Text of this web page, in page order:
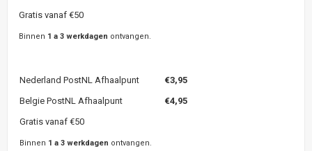
Gratis vanaf €50
Binnen 1 a 3 werkdagen ontvangen.
Nederland PostNL Afhaalpunt €3,95
Belgie PostNL Afhaalpunt
€4,95
Gratis vanaf €50
Binnen 1 a 3 werkdagen ontvangen.